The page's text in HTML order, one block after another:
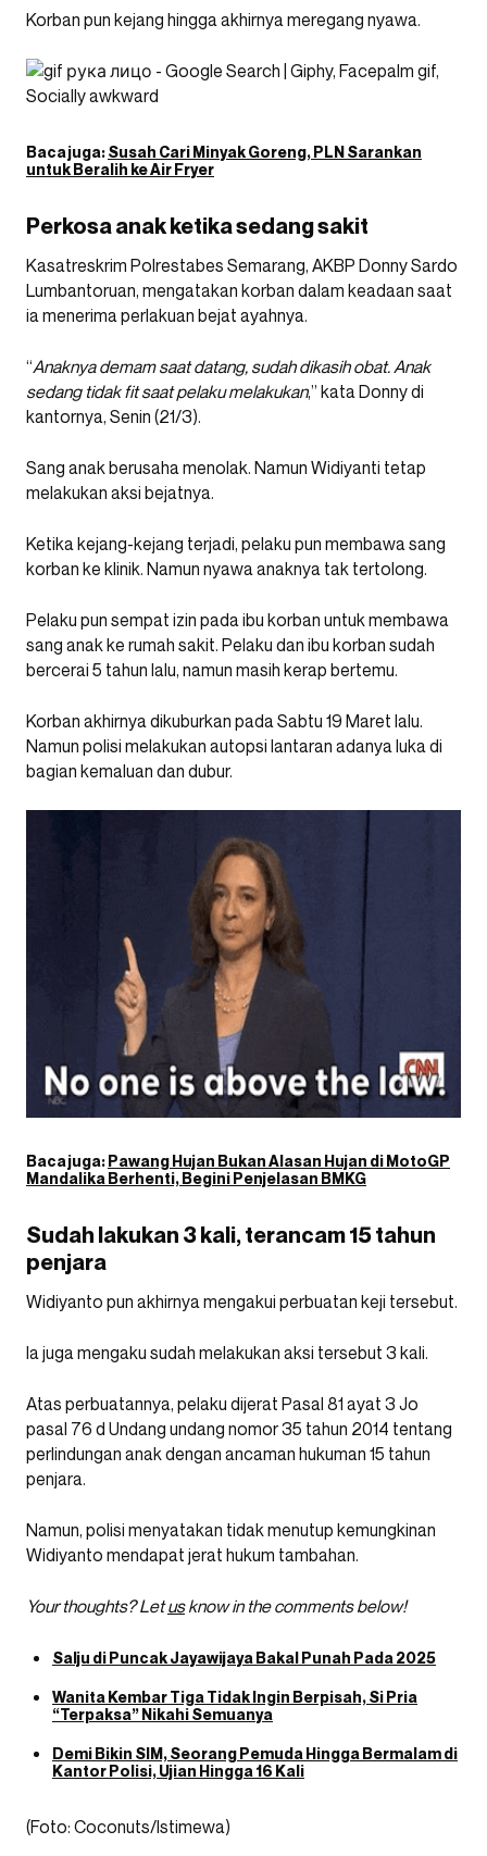
Korban pun kejang hingga akhirnya meregang nyawa.
Baca juga:Susah Cari Minyak Goreng, PLN Sarankan
untuk Beralih ke Air Fryer
Perkosa anak ketika sedang sakit
Kasatreskrim Polrestabes Semarang, AKBP Donny Sardo
Lumbantoruan, mengatakan korban dalam keadaan saat
ia menerima perlakuan bejat ayahnya.
“Anaknya demam saat datang, sudah dikasih obat. Anak
sedang tidak fit saat pelaku melakukan,” kata Donny di
kantornya, Senin (21/3).
Sang anak berusaha menolak. Namun Widiyanti tetap
melakukan aksi bejatnya.
Ketika kejang-kejang terjadi, pelaku pun membawa sang
korban ke klinik. Namun nyawa anaknya tak tertolong.
Pelaku pun sempat izin pada ibu korban untuk membawa
sang anak ke rumah sakit. Pelaku dan ibu korban sudah
bercerai 5 tahun lalu, namun masih kerap bertemu.
Korban akhirnya dikuburkan pada Sabtu 19 Maret lalu.
Namun polisi melakukan autopsi lantaran adanya luka di
bagian kemaluan dan dubur.
Baca juga:Pawang Hujan Bukan Alasan Hujan di MotoGP
Mandalika Berhenti, Begini Penjelasan BMKG
Sudah lakukan 3 kali, terancam 15 tahun
penjara
Widiyanto pun akhirnya mengakui perbuatan keji tersebut.
Ia juga mengaku sudah melakukan aksi tersebut 3 kali.
Atas perbuatannya, pelaku dijerat Pasal 81 ayat 3 Jo
pasal 76 d Undang undang nomor 35 tahun 2014 tentang
perlindungan anak dengan ancaman hukuman 15 tahun
penjara.
Namun, polisi menyatakan tidak menutup kemungkinan
Widiyanto mendapat jerat hukum tambahan.
Your thoughts? Letusknow in the comments below!
Salju di Puncak Jayawijaya Bakal Punah Pada 2025
Wanita Kembar Tiga Tidak Ingin Berpisah, Si Pria
“Terpaksa” Nikahi Semuanya
Demi Bikin SIM, Seorang Pemuda Hingga Bermalam di
Kantor Polisi, Ujian Hingga 16 Kali
(Foto: Coconuts/Istimewa)